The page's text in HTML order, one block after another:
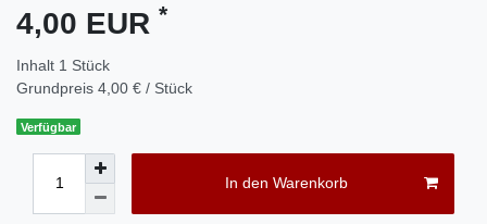
4,00 EUR *
Inhalt 1 Stück
Grundpreis 4,00 € / Stück
Verfügbar
In den Warenkorb